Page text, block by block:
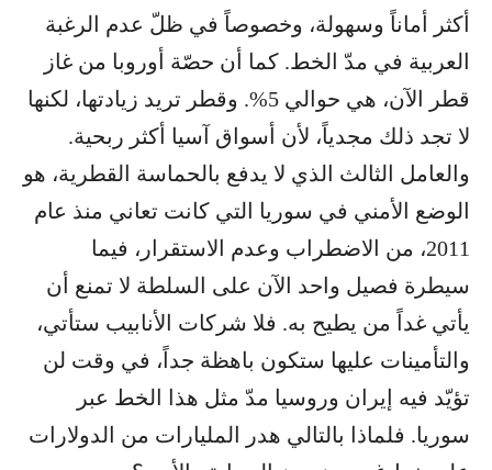
أكثر أماناً وسهولة، وخصوصاً في ظلّ عدم الرغبة
العربية في مدّ الخط. كما أن حصّة أوروبا من غاز
قطر الآن، هي حوالي 5%. وقطر تريد زيادتها، لكنها
لا تجد ذلك مجدياً، لأن أسواق آسيا أكثر ربحية.
والعامل الثالث الذي لا يدفع بالحماسة القطرية، هو
الوضع الأمني في سوريا التي كانت تعاني منذ عام
2011، من الاضطراب وعدم الاستقرار، فيما
سيطرة فصيل واحد الآن على السلطة لا تمنع أن
يأتي غداً من يطيح به. فلا شركات الأنابيب ستأتي،
والتأمينات عليها ستكون باهظة جداً، في وقت لن
تؤيّد فيه إيران وروسيا مدّ مثل هذا الخط عبر
سوريا. فلماذا بالتالي هدر المليارات من الدولارات